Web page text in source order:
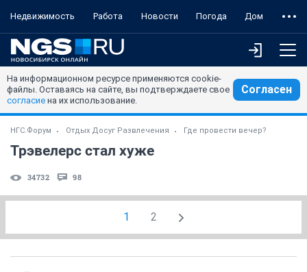
Недвижимость Работа Новости Погода Дом
На информационном ресурсе применяются cookie-
файлы. Оставаясь на сайте, вы подтверждаете свое
согласие на их использование.
Согласен
НГС.Форум Отдых Досуг Развлечения Где провести вечер?
Трэвелерс стал хуже
34732 98
1 2